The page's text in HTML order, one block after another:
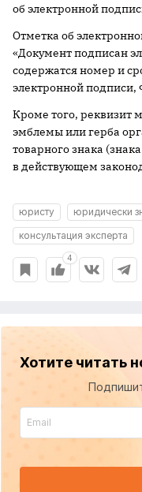
об электронной
Отметка об
«Документ подписан
содержатся номер и
электронной
Кроме того, реквизит
эмблемы или герба
товарного знака
в действующем
юристу
юридически
консультация эксперта
4
Хотите читать